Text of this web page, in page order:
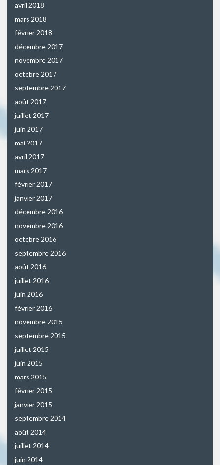
avril 2018
mars 2018
février 2018
décembre 2017
novembre 2017
octobre 2017
septembre 2017
août 2017
juillet 2017
juin 2017
mai 2017
avril 2017
mars 2017
février 2017
janvier 2017
décembre 2016
novembre 2016
octobre 2016
septembre 2016
août 2016
juillet 2016
juin 2016
février 2016
novembre 2015
septembre 2015
juillet 2015
juin 2015
mars 2015
février 2015
janvier 2015
septembre 2014
août 2014
juillet 2014
juin 2014